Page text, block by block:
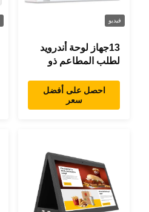
فيديو
13جهاز لوحة أندرويد
لطلب المطاعم ذو
0.3 بوصة، 1920×1080
شاشة تعمل باللمس،
احصل على أفضل
سعر